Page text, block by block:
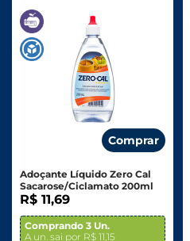
Comprar
Adoçante Líquido Zero Cal
Sacarose/Ciclamato 200ml
R$ 11,69
Comprando 3 Un.
A un. sai por R$ 11,15